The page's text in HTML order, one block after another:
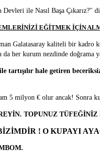
Devleri ile Nasıl Başa Çıkarız?''
EĞİTMEK İÇİN
Galatasaray kaliteli bir kadro
da her kurum nezdinde doğrama
tartışılır hale getiren
5 milyon € olur ancak! Sonra
TOPUNUZ TÜFEĞİNİZ
! O KUPAYI